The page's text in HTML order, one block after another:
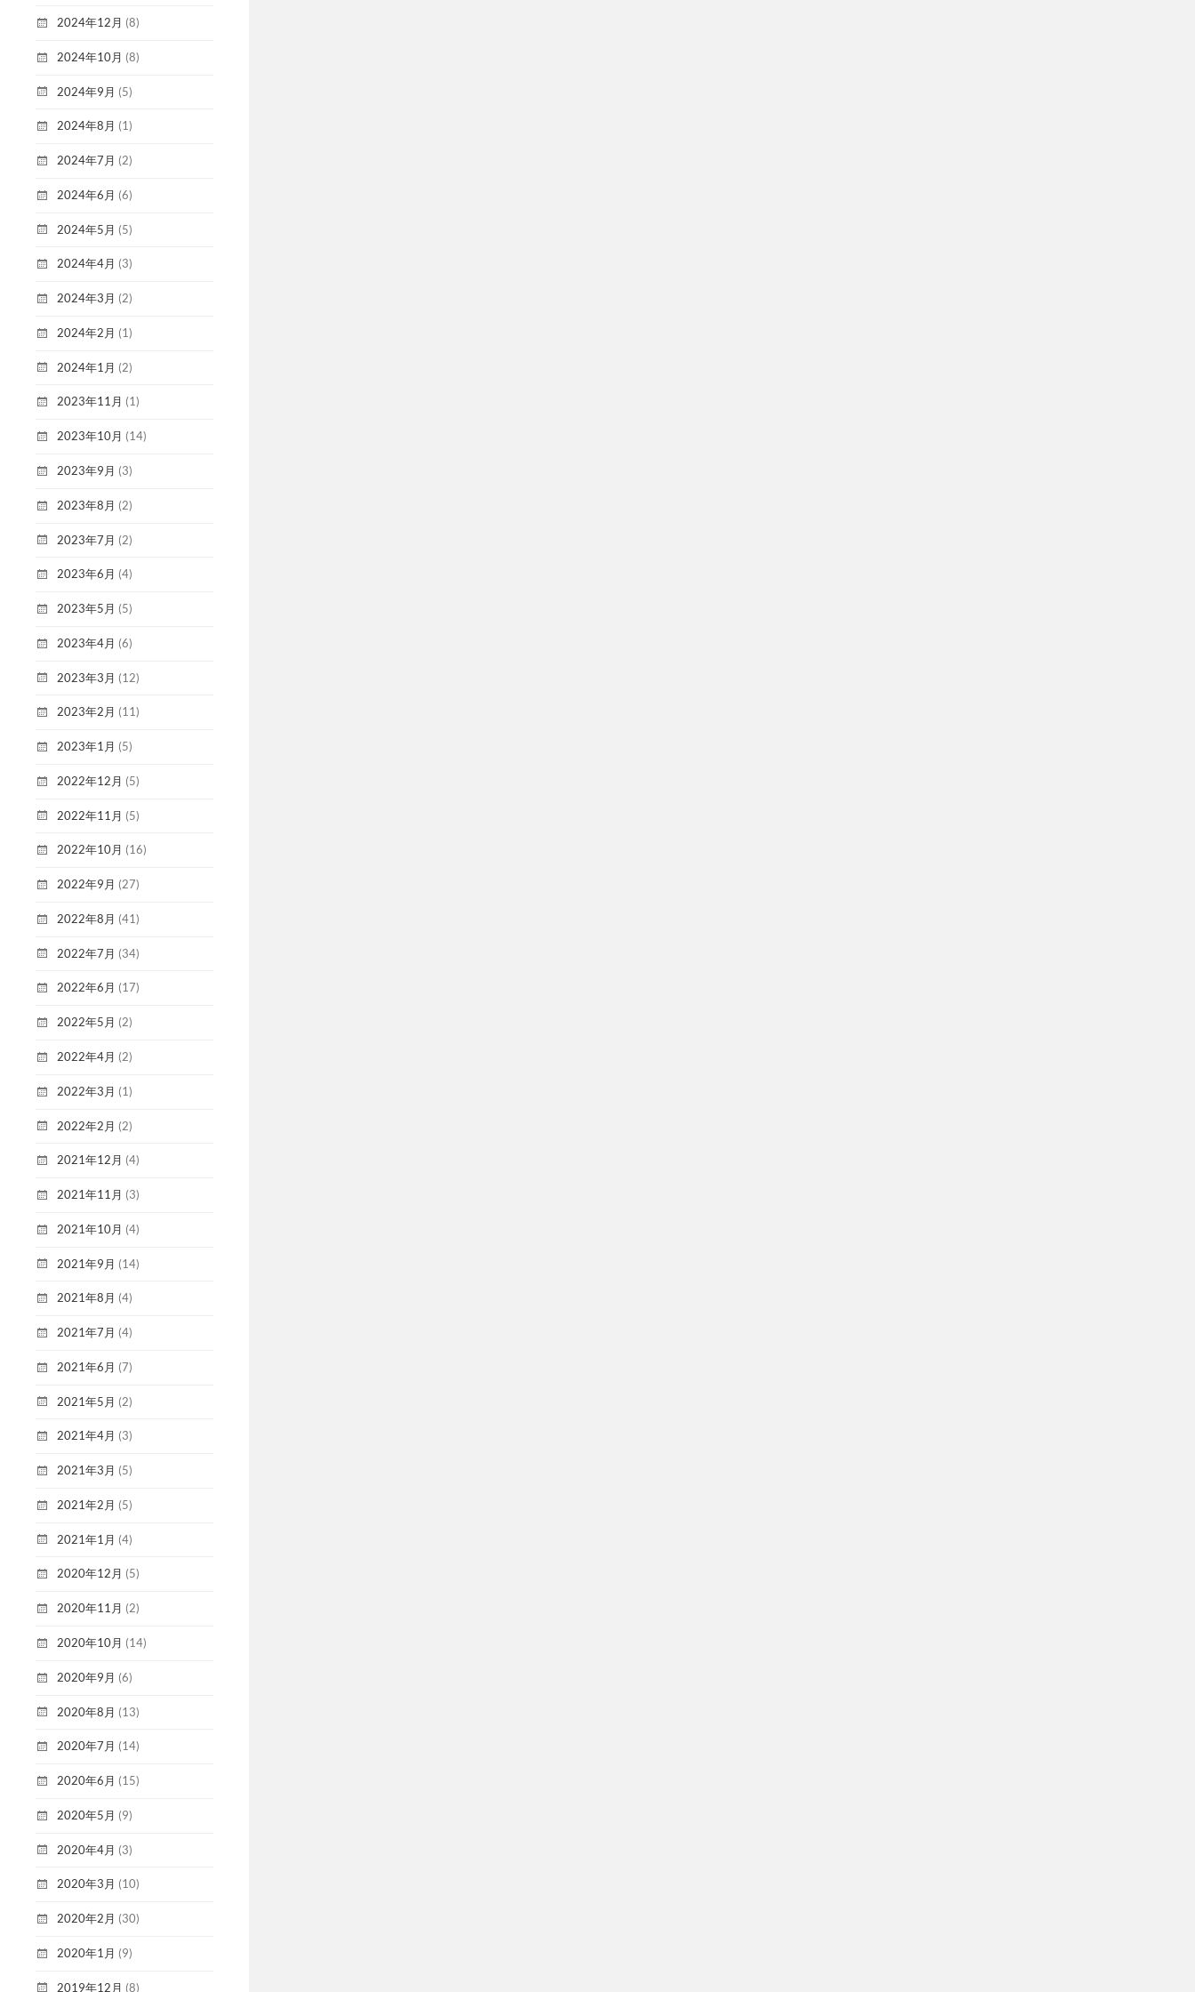
2024年12月 (8)
2024年10月 (8)
2024年9月 (5)
2024年8月 (1)
2024年7月 (2)
2024年6月 (6)
2024年5月 (5)
2024年4月 (3)
2024年3月 (2)
2024年2月 (1)
2024年1月 (2)
2023年11月 (1)
2023年10月 (14)
2023年9月 (3)
2023年8月 (2)
2023年7月 (2)
2023年6月 (4)
2023年5月 (5)
2023年4月 (6)
2023年3月 (12)
2023年2月 (11)
2023年1月 (5)
2022年12月 (5)
2022年11月 (5)
2022年10月 (16)
2022年9月 (27)
2022年8月 (41)
2022年7月 (34)
2022年6月 (17)
2022年5月 (2)
2022年4月 (2)
2022年3月 (1)
2022年2月 (2)
2021年12月 (4)
2021年11月 (3)
2021年10月 (4)
2021年9月 (14)
2021年8月 (4)
2021年7月 (4)
2021年6月 (7)
2021年5月 (2)
2021年4月 (3)
2021年3月 (5)
2021年2月 (5)
2021年1月 (4)
2020年12月 (5)
2020年11月 (2)
2020年10月 (14)
2020年9月 (6)
2020年8月 (13)
2020年7月 (14)
2020年6月 (15)
2020年5月 (9)
2020年4月 (3)
2020年3月 (10)
2020年2月 (30)
2020年1月 (9)
2019年12月 (8)